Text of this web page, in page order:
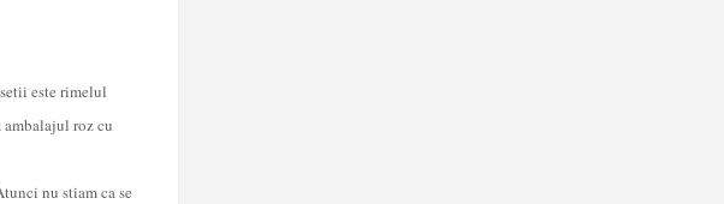
este rimelul
ambalajul roz cu
nu stiam ca se